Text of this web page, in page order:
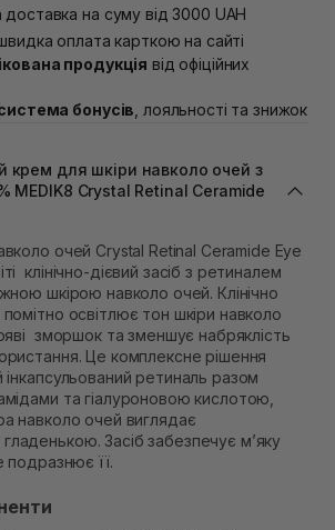
Луцьк, вул. Винниченка 4
Львів, вул. Академіка Підстригача, 1В
Львів, вул. Степана Бандери 45
Рівне, вул. Кулика і Гудачека 23 (ТЦ
доставка на суму від 3000 UAH
оплата карткою на сайті
продукція від офіційних
бонусів , лояльності та знижок
крем для шкіри навколо очей з
MEDIK8 Crystal Retinal Ceramide
очей Crystal Retinal Ceramide Eye
клінічно-дієвий засіб з ретиналем
шкірою навколо очей. Клінічно
освітлює тон шкіри навколо
зморшок та зменшує набряклість
Це комплексне рішення
інкапсульований ретиналь разом
та гіалуроновою кислотою,
навколо очей виглядає
Засіб забезпечує мʼяку
подразнює її.